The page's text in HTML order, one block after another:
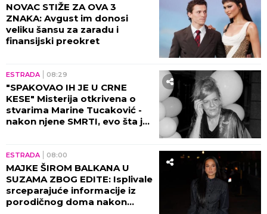
NOVAC STIŽE ZA OVA 3
ZNAKA: Avgust im donosi
veliku šansu za zaradu i
finansijski preokret
ESTRADA 08:29
"SPAKOVAO IH JE U CRNE
KESE" Misterija otkrivena o
stvarima Marine Tucaković -
nakon njene SMRTI, evo šta je
ESTRADA 08:00
MAJKE ŠIROM BALKANA U
SUZAMA ZBOG EDITE: Isplivale
srceparajuće informacije iz
porodičnog doma nakon